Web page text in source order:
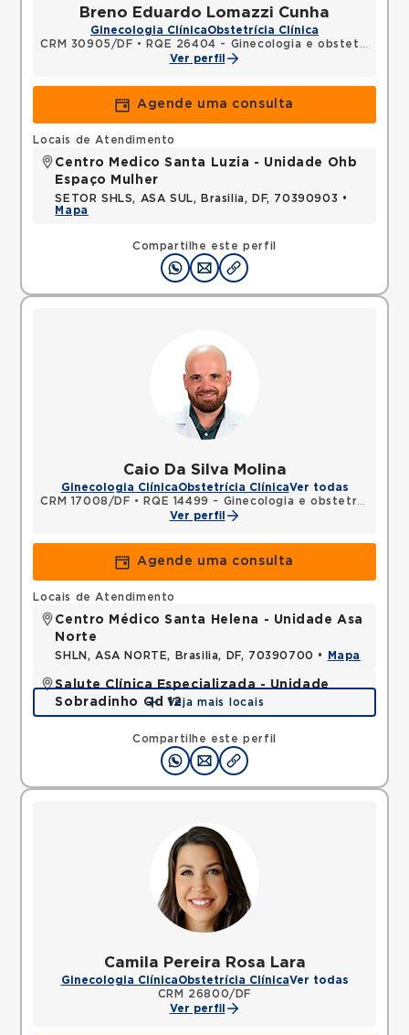
Breno Eduardo Lomazzi Cunha
Ginecologia ClínicaObstetrícia Clínica
CRM 30905/DF •
RQE 26404 - Ginecologia e obstetrícia
Ver perfil
Agende uma consulta
Compartilhe este perfil
Locais de Atendimento
Centro Medico Santa Luzia - Unidade Ohb
Espaço Mulher
SETOR SHLS, ASA SUL, Brasilia, DF, 70390903 •
Mapa
Caio Da Silva Molina
Ginecologia ClínicaObstetrícia ClínicaVer todas
CRM 17008/DF •
RQE 14499 - Ginecologia e obstetrícia
Ver perfil
Agende uma consulta
Compartilhe este perfil
Locais de Atendimento
Centro Médico Santa Helena - Unidade Asa
Norte
SHLN, ASA NORTE, Brasilia, DF, 70390700 • Mapa
Salute Clínica Especializada - Unidade
Sobradinho Qd 12
QUADRA, SOBRADINHO, Brasilia, DF, 73010120 •
Veja mais locais
Camila Pereira Rosa Lara
Ginecologia ClínicaObstetrícia ClínicaVer todas
CRM 26800/DF
Ver perfil